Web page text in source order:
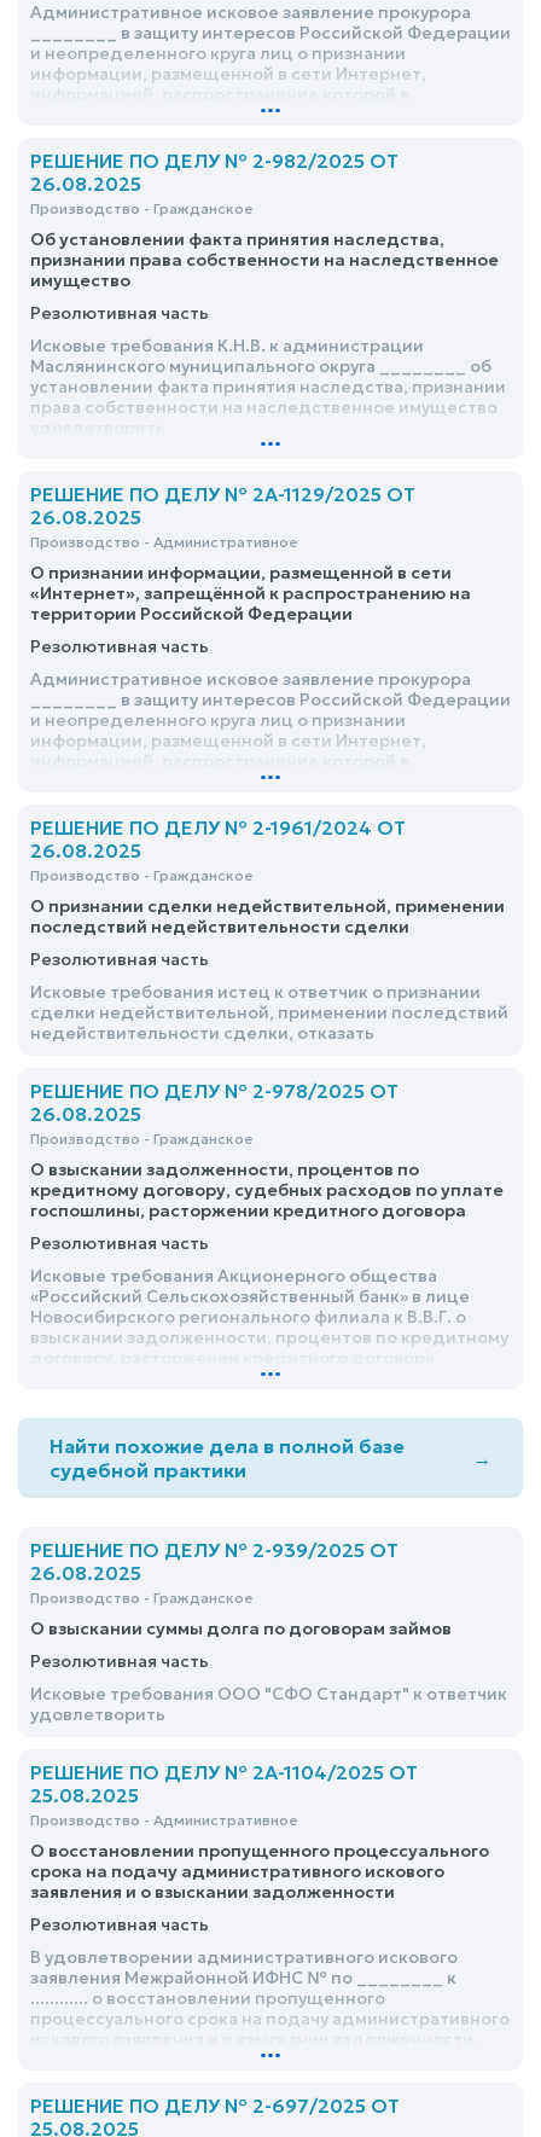
Административное исковое заявление прокурора
________ в защиту интересов Российской Федерации
и неопределенного круга лиц о признании
информации, размещенной в сети Интернет,
Российской Федерации запрещено, удовлетворить
...
РЕШЕНИЕ ПО ДЕЛУ № 2-982/2025 ОТ
26.08.2025
Производство - Гражданское
Об установлении факта принятия наследства,
признании права собственности на наследственное
имущество
Резолютивная часть
Исковые требования К.Н.В. к администрации
Маслянинского муниципального округа ________ об
установлении факта принятия наследства, признании
права собственности на наследственное имущество
...
РЕШЕНИЕ ПО ДЕЛУ № 2А-1129/2025 ОТ
26.08.2025
Производство - Административное
О признании информации, размещенной в сети
«Интернет», запрещённой к распространению на
территории Российской Федерации
Резолютивная часть
Административное исковое заявление прокурора
________ в защиту интересов Российской Федерации
и неопределенного круга лиц о признании
информации, размещенной в сети Интернет,
Российской Федерации запрещено, удовлетворить
...
РЕШЕНИЕ ПО ДЕЛУ № 2-1961/2024 ОТ
26.08.2025
Производство - Гражданское
О признании сделки недействительной, применении
последствий недействительности сделки
Резолютивная часть
Исковые требования истец к ответчик о признании
сделки недействительной, применении последствий
недействительности сделки, отказать
РЕШЕНИЕ ПО ДЕЛУ № 2-978/2025 ОТ
26.08.2025
Производство - Гражданское
О взыскании задолженности, процентов по
кредитному договору, судебных расходов по уплате
госпошлины, расторжении кредитного договора
Резолютивная часть
Исковые требования Акционерного общества
«Российский Сельскохозяйственный банк» в лице
Новосибирского регионального филиала к В.В.Г. о
взыскании задолженности, процентов по кредитному
оставить без удовлетворения в связи с добровольным
взыскании задолженности по кредитному договору
после предъявления иска в суд
...
Найти похожие дела в полной базе
судебной практики
→
РЕШЕНИЕ ПО ДЕЛУ № 2-939/2025 ОТ
26.08.2025
Производство - Гражданское
О взыскании суммы долга по договорам займов
Резолютивная часть
Исковые требования ООО "СФО Стандарт" к ответчик
удовлетворить
РЕШЕНИЕ ПО ДЕЛУ № 2А-1104/2025 ОТ
25.08.2025
Производство - Административное
О восстановлении пропущенного процессуального
срока на подачу административного искового
заявления и о взыскании задолженности
Резолютивная часть
В удовлетворении административного искового
заявления Межрайонной ИФНС № по ________ к
............ о восстановлении пропущенного
процессуального срока на подачу административного
...
РЕШЕНИЕ ПО ДЕЛУ № 2-697/2025 ОТ
25.08.2025